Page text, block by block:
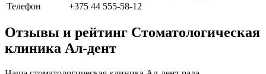
Телефон
+375 44 555-58-12
Отзывы и рейтинг Стоматологическая
клиника Ал-дент